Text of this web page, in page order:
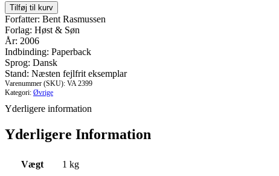
Klabauter
antal
Tilføj til kurv
Forfatter: Bent Rasmussen
Forlag: Høst & Søn
År: 2006
Indbinding: Paperback
Sprog: Dansk
Stand: Næsten fejlfrit eksemplar
Varenummer (SKU): VA 2399
Kategori: Øvrige
Yderligere information
Yderligere Information
Vægt
1 kg